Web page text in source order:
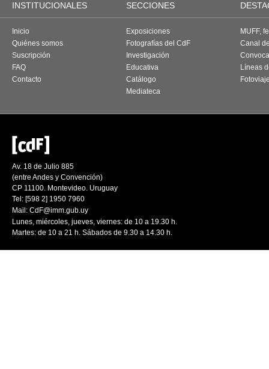
INSTITUCIONALES SECCIONES
Inicio
Quiénes somos
Suscripción
FAQ
Contacto
Exposiciones
Fotografías del CdF
Investigación
Educativa
Catálogo
Mediateca
MUFF,
Canal
Líneas
Av. 18 de Julio 885
(entre Andes y Convención)
CP 11100. Montevideo. Uruguay
Tel: [598 2] 1950 7960
Mail: CdF@imm.gub.uy
Lunes, miércoles, jueves, viernes: de 10 a 19.30 h.
Martes: de 10 a 21 h. Sábados de 9.30 a 14.30 h.